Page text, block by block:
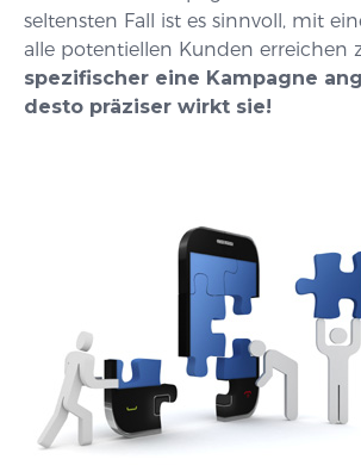
seltensten Fall ist es sinnvoll, mit
alle potentiellen Kunden erreichen
spezifischer eine Kampagne
desto präziser wirkt sie!